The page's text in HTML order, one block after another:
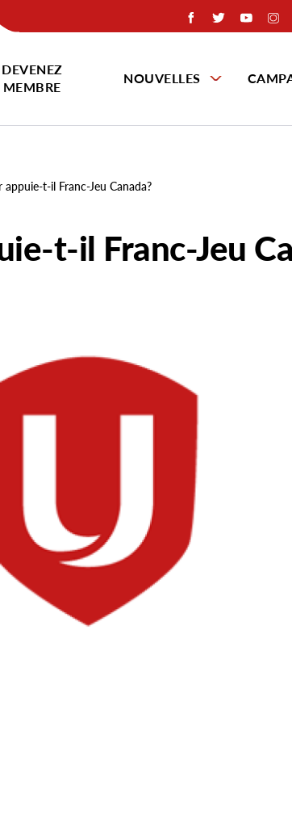
DEVENEZ
MEMBRE
NOUVELLES
t-il Franc-Jeu Canada?
t-il Franc-Jeu